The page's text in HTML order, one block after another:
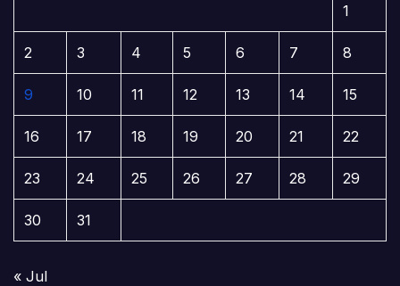
1
2 3 4 5 6 7 8
9 10 11 12 13 14 15
16 17 18 19 20 21 22
23 24 25 26 27 28 29
30 31
« Jul